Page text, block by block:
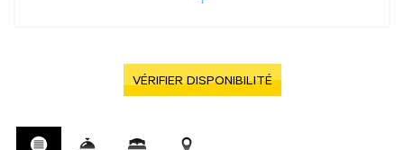
VÉRIFIER DISPONIBILITÉ